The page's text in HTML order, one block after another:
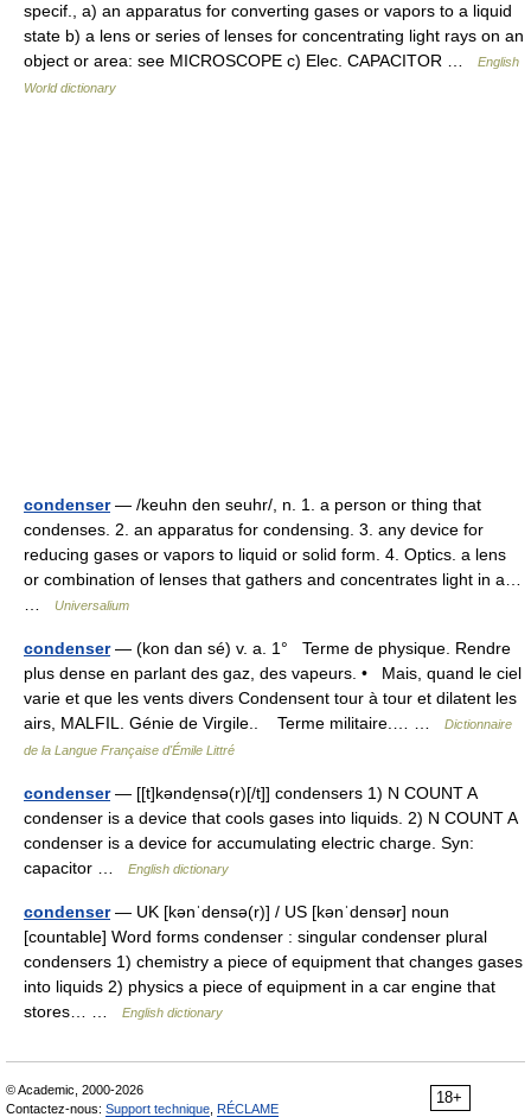
specif., a) an apparatus for converting gases or vapors to a liquid
state b) a lens or series of lenses for concentrating light rays on an
object or area: see MICROSCOPE c) Elec. CAPACITOR …
English
World dictionary
condenser— /keuhn den seuhr/, n. 1. a person or thing that
condenses. 2. an apparatus for condensing. 3. any device for
reducing gases or vapors to liquid or solid form. 4. Optics. a lens
or combination of lenses that gathers and concentrates light in a…
…
Universalium
condenser— (kon dan sé) v. a. 1° Terme de physique. Rendre
plus dense en parlant des gaz, des vapeurs. • Mais, quand le ciel
varie et que les vents divers Condensent tour à tour et dilatent les
airs, MALFIL. Génie de Virgile.. Terme militaire.… …
Dictionnaire
de la Langue Française d'Émile Littré
condenser— [[t]kənde̱nsə(r)[/t]] condensers 1) N COUNT A
condenser is a device that cools gases into liquids. 2) N COUNT A
condenser is a device for accumulating electric charge. Syn:
capacitor …
English dictionary
condenser— UK [kənˈdensə(r)] / US [kənˈdensər] noun
[countable] Word forms condenser : singular condenser plural
condensers 1) chemistry a piece of equipment that changes gases
into liquids 2) physics a piece of equipment in a car engine that
stores… …
English dictionary
18+
© Academic, 2000-2026
Contactez-nous: Support technique RÉCLAME